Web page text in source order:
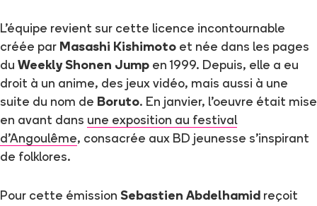
L'équipe revient sur cette licence incontournable
créée par Masashi Kishimoto et née dans les pages
du Weekly Shonen Jump en 1999. Depuis, elle a eu
droit à un anime, des jeux vidéo, mais aussi à une
suite du nom de Boruto. En janvier, l'oeuvre était mise
en avant dans une exposition au festival
d'Angoulême, consacrée aux BD jeunesse s'inspirant
de folklores.
Pour cette émission Sebastien Abdelhamid reçoit